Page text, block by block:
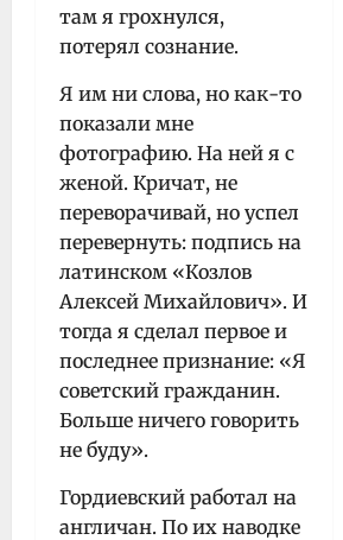
там я грохнулся,
потерял сознание.
Я им ни слова, но как-то
показали мне
фотографию. На ней я с
женой. Кричат, не
переворачивай, но успел
перевернуть: подпись на
латинском «Козлов
Алексей Михайлович». И
тогда я сделал первое и
последнее признание: «Я
советский гражданин.
Больше ничего говорить
не буду».
Гордиевский работал на
англичан. По их наводке